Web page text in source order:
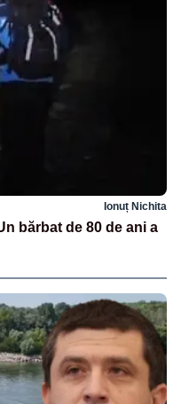
Ionuț Nichita
bărbat de 80 de ani a